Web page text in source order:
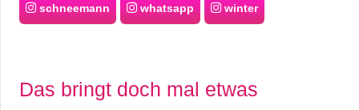
schneemann whatsapp winter
Das bringt doch mal etwas